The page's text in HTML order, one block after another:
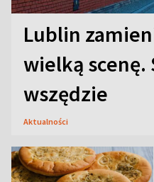
Lublin
wielką scenę.
wszędzie
Aktualności